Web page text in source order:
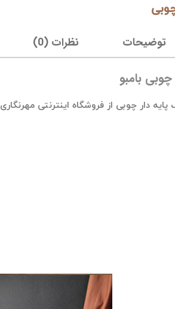
توضیحات نظرات (0)
بامبو
دار چوبی از فروشگاه اینترنتی مهرنگاری